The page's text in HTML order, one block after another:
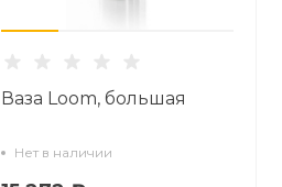
Ваза Loom, большая
Нет в наличии